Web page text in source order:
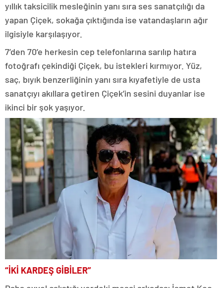
yıllık taksicilik mesleğinin yanı sıra ses sanatçılığı da
yapan Çiçek, sokağa çıktığında ise vatandaşların ağır
ilgisiyle karşılaşıyor.
7’den 70’e herkesin cep telefonlarına sarılıp hatıra
fotoğrafı çekindiği Çiçek, bu istekleri kırmıyor. Yüz,
saç, bıyık benzerliğinin yanı sıra kıyafetiyle de usta
sanatçıyı akıllara getiren Çiçek’in sesini duyanlar ise
ikinci bir şok yaşıyor.
“İKİ KARDEŞ GİBİLER”